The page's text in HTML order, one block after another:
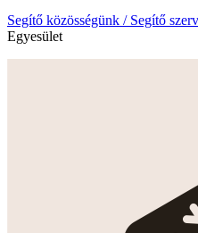
Segítő közösségünk / Segítő
Egyesület